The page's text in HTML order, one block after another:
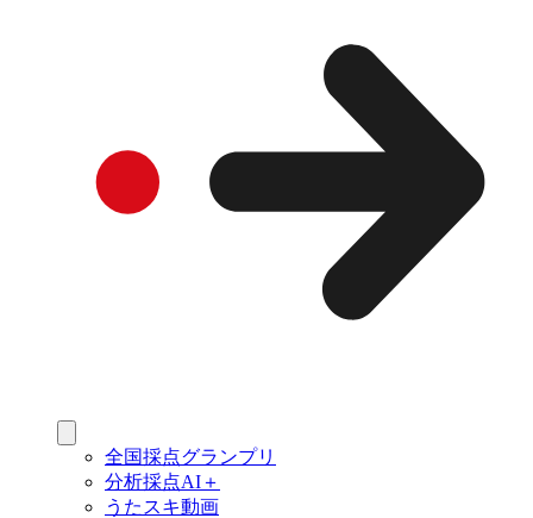
全国採点グランプリ
分析採点AI＋
うたスキ動画